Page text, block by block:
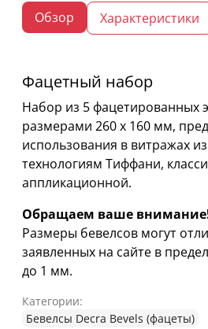
Обзор Характеристики
Фацетный набор
Набор из 5 фацетированных
размерами 260 х 160 мм,
использования в витражах
технологиям Тиффани,
аппликационной.
Обращаем ваше
Размеры бевелсов могут
заявленных на сайте в
до 1 мм.
Категории:
Бевелсы Decra Bevels (фацеты)